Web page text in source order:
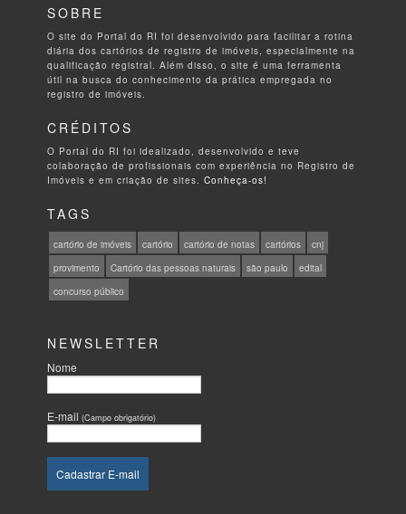
SOBRE
O site do Portal do RI foi desenvolvido para facilitar a rotina
diária dos cartórios de registro de imóveis, especialmente na
qualificação registral. Além disso, o site é uma ferramenta
útil na busca do conhecimento da prática empregada no
registro de imóveis.
CRÉDITOS
O Portal do RI foi idealizado, desenvolvido e teve
colaboração de profissionais com experiência no Registro de
Imóveis e em criação de sites.Conheça-os!
TAGS
cartório de imóveis cartório cartório de notas cartórios
cnj
provimento
Cartório das pessoas naturais são paulo
edital
concurso público
NEWSLETTER
Nome
E-mail(Campo obrigatório)